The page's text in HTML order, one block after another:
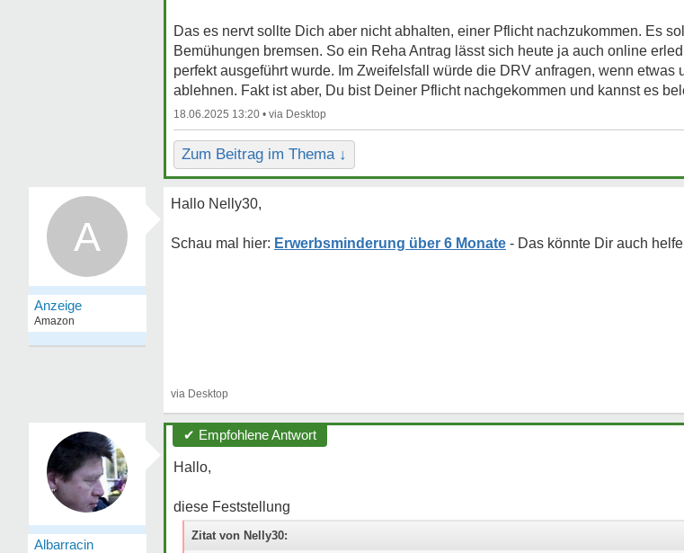
Das es nervt sollte Dich aber nicht abhalten, einer Pflicht nachzukommen. Es
Bemühungen bremsen. So ein Reha Antrag lässt sich heute ja auch online
perfekt ausgeführt wurde. Im Zweifelsfall würde die DRV anfragen, wenn etwas
ablehnen. Fakt ist aber, Du bist Deiner Pflicht nachgekommen und kannst es
18.06.2025 13:20 •
Zum Beitrag im Thema ↓
A
Hallo Nelly30,
Erwerbsminderung über 6 Monate
Albarracin
✔ Empfohlene Antwort
Hallo,
diese Feststellung
Zitat von Nelly30: